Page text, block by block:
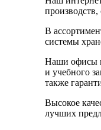
В
системы
Наши офисы
и учебного
также
Высокое
лучших